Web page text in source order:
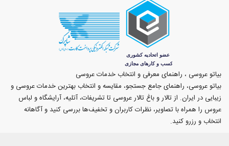
بیاتو عروسی ، راهنمای معرفی و انتخاب خدمات عروسی
بیاتو عروسی، راهنمای جامع جستجو، مقایسه و انتخاب بهترین خدمات عروسی و
زیبایی در ایران. از تالار و باغ تالار عروسی تا تشریفات، آتلیه، آرایشگاه و لباس
عروس را همراه با تصاویر، نظرات کاربران و تخفیف‌ها بررسی کنید و آگاهانه
انتخاب و رزرو کنید.